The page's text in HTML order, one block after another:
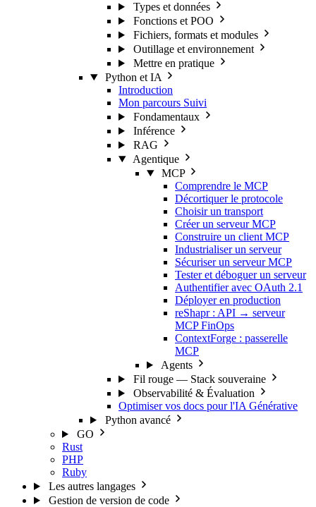
Types et données
Fonctions et POO
Fichiers, formats et modules
Outillage et environnement
Mettre en pratique
Python et IA
Introduction
Mon parcours Suivi
Fondamentaux
Inférence
RAG
Agentique
MCP
Comprendre le MCP
Décortiquer le protocole
Choisir un transport
Créer un serveur MCP
Construire un client MCP
Industrialiser un serveur
Sécuriser un serveur MCP
Tester et déboguer un serveur
Authentifier avec OAuth 2.1
Déployer en production
reShapr : API → serveur
MCP FinOps
ContextForge : passerelle
MCP
Agents
Fil rouge — Stack souveraine
Observabilité & Évaluation
Optimiser vos docs pour l'IA Générative
Python avancé
GO
Rust
PHP
Ruby
Les autres langages
Gestion de version de code